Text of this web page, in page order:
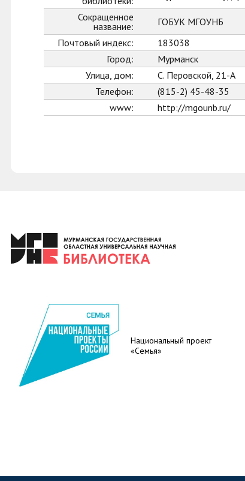
Сокращенное
название:
ГОБУК МГОУНБ
Почтовый индекс:
183038
Город:
Мурманск
Улица, дом:
С. Перовской, 21-А
Телефон:
(815-2) 45-48-35
www:
http://mgounb.ru/
Национальный проект
«Семья»